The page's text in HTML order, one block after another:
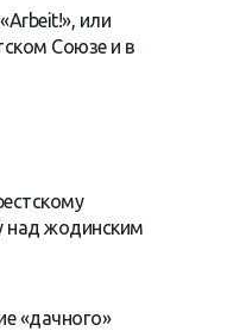
или
Союзе и в
над жодинским
«дачного»